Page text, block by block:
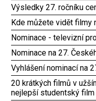
Výsledky 27. ročníku
Kde můžete vidět filmy
Nominace - televizní
Nominace na 27.
Vyhlášení nominací na
20 krátkých filmů v
nejlepší studentský film